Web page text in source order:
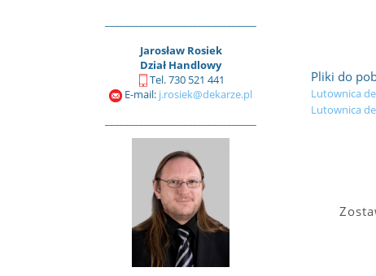
Jarosław Rosiek
Dział Handlowy
Tel. 730 521 441
E-mail: j.rosiek@dekarze.pl
Pliki do
Lutownica
Lutownica